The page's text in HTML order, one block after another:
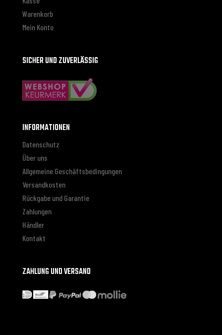
Warenkorb
Mein Konto
SICHER UND ZUVERLÄSSIG
INFORMATIONEN
Datenschutz
Über uns
Allgemeine Geschäftsbedingungen
Versandkosten
Rückgabe und Garantie
Zahlungen
Händler
Kontakt
ZAHLUNG UND VERSAND